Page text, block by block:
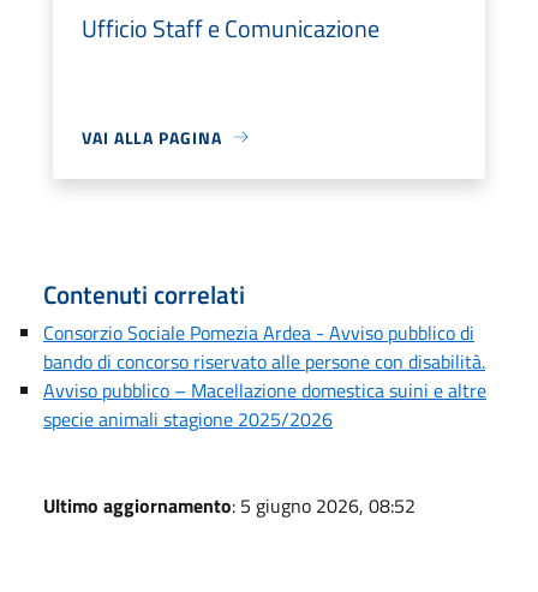
Ufficio Staff e Comunicazione
VAI ALLA PAGINA
Contenuti correlati
Consorzio Sociale Pomezia Ardea - Avviso pubblico di
bando di concorso riservato alle persone con disabilità.
Avviso pubblico – Macellazione domestica suini e altre
specie animali stagione 2025/2026
Ultimo aggiornamento: 5 giugno 2026, 08:52